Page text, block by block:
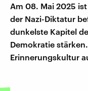
Am 08. Mai 2025
der Nazi-Diktatur
dunkelste Kapitel
Demokratie
Erinnerungskultur